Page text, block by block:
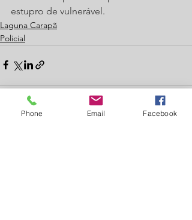
estupro de vulnerável.
Laguna Carapã
Policial
Phone Email Facebook